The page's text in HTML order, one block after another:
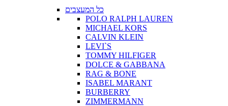
כל המעצבים
POLO RALPH LAUREN
MICHAEL KORS
CALVIN KLEIN
LEVI`S
TOMMY HILFIGER
DOLCE & GABBANA
RAG & BONE
ISABEL MARANT
BURBERRY
ZIMMERMANN